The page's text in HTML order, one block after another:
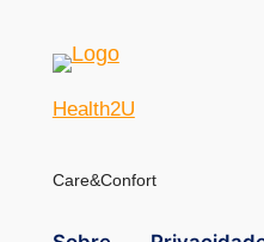
Health2U
Care&Confort